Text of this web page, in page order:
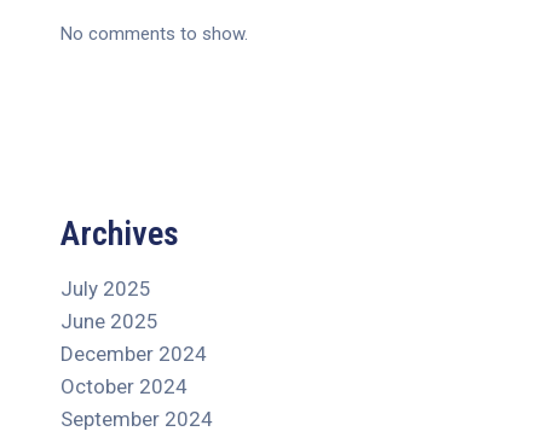
No comments to show.
Archives
July 2025
June 2025
December 2024
October 2024
September 2024